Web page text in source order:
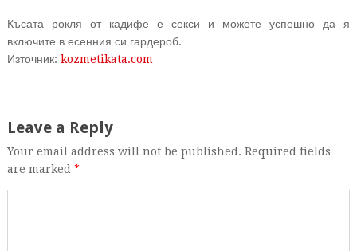
Късата рокля от кадифе е секси и можете успешно да я
включите в есенния си гардероб.
Източник: kozmetikata.com
Leave a Reply
Your email address will not be published. Required fields
are marked *